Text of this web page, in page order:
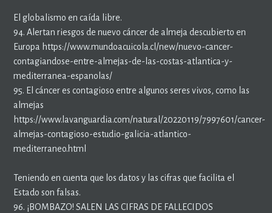
El globalismo en caída libre.
94. Alertan riesgos de nuevo cáncer de almeja descubierto en
Europa https://www.mundoacuicola.cl/new/nuevo-cancer-
contagiandose-entre-almejas-de-las-costas-atlantica-y-
mediterranea-espanolas/
95. El cáncer es contagioso entre algunos seres vivos, como las
almejas
https://www.lavanguardia.com/natural/20220119/7997601/cancer-
almejas-contagioso-estudio-galicia-atlantico-
mediterraneo.html
Teniendo en cuenta que los datos y las cifras que facilita el
Estado son falsas.
96. ¡BOMBAZO! SALEN LAS CIFRAS DE FALLECIDOS